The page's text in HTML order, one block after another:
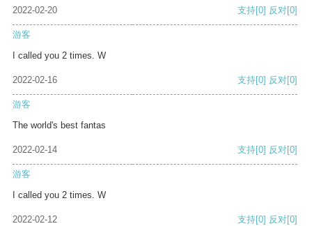
2022-02-20 支持[0] 反对[0]
游客
I called you 2 times. W
2022-02-16 支持[0] 反对[0]
游客
The world's best fantas
2022-02-14 支持[0] 反对[0]
游客
I called you 2 times. W
2022-02-12 支持[0] 反对[0]